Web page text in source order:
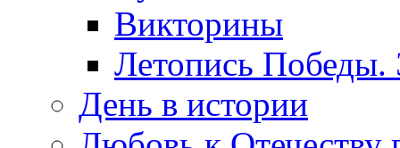
Викторины
Летопись Победы.
День в истории